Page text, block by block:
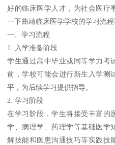
好的临床医学人才，为社会医疗
一下曲靖临床医学学校的学习流程
一、学习流程
1. 入学准备阶段
学生通过高中毕业或同等学力考
前，学校可能会进行新生入学测
平，为后续学习提供指导。
2. 学习阶段
在学习阶段，学生将接受丰富的
学、病理学、药理学等基础医学
解技能和医患沟通技巧等实践技